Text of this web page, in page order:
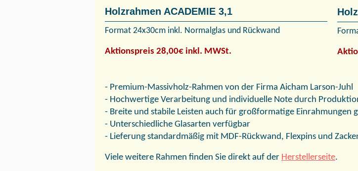
Holzrahmen ACADEMIE 3,1
Format 24x30cm inkl. Normalglas und Rückwand
Aktionspreis 28,00€ inkl. MWSt.
- Premium-Massivholz-Rahmen von der Firma Aicham Larson-Juhl
- Hochwertige Verarbeitung und individuelle Note durch
- Breite und stabile Leisten auch für großformatige Einrahmungen
- Unterschiedliche Glasarten verfügbar
- Lieferung standardmäßig mit MDF-Rückwand, Flexpins und
Viele weitere Rahmen finden Sie direkt auf der Herstellerseite.